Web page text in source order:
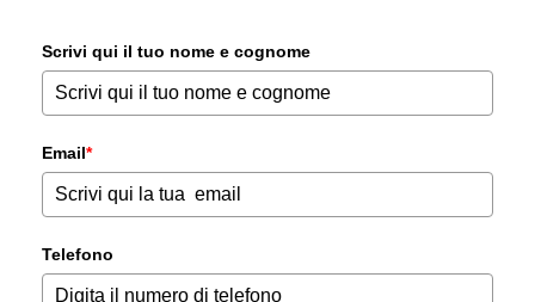
Scrivi qui il tuo nome e cognome
Email*
Telefono